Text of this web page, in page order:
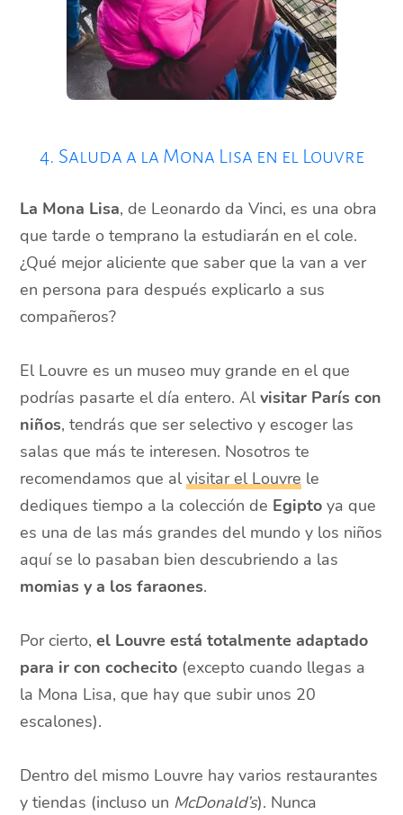
4. Saluda a la Mona Lisa en el Louvre
La Mona Lisa, de Leonardo da Vinci, es una obra
que tarde o temprano la estudiarán en el cole.
¿Qué mejor aliciente que saber que la van a ver
en persona para después explicarlo a sus
compañeros?
El Louvre es un museo muy grande en el que
podrías pasarte el día entero. Alvisitar París con
niños, tendrás que ser selectivo y escoger las
salas que más te interesen. Nosotros te
recomendamos que alvisitar el Louvre le
dediques tiempo a la colección de Egipto ya que
es una de las más grandes del mundo y los niños
aquí se lo pasaban bien descubriendo a las
momias y a los faraones.
Por cierto,el Louvre está totalmente adaptado
para ir con cochecito (excepto cuando llegas a
la Mona Lisa, que hay que subir unos 20
escalones).
Dentro del mismo Louvre hay varios restaurantes
y tiendas (incluso un McDonald’s). Nunca